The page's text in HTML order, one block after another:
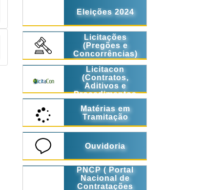
Eleições 2024
Licitações
(Pregões e
Concorrências)
Licitacon
(Contratos,
Aditivos e
Procedimentos
Matérias em
Tramitação
Ouvidoria
PNCP ( Portal
Nacional de
Contratações